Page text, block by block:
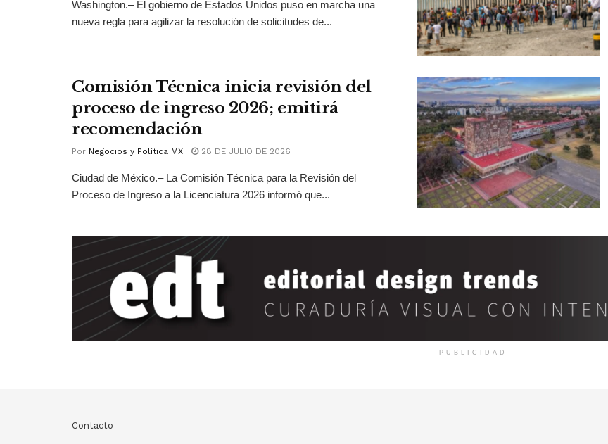
Washington.– El gobierno de Estados Unidos puso en marcha una
nueva regla para agilizar la resolución de solicitudes de...
Comisión Técnica inicia revisión del
proceso de ingreso 2026; emitirá
recomendación
Por Negocios y Política MX 28 DE JULIO DE 2026
Ciudad de México.– La Comisión Técnica para la Revisión del
Proceso de Ingreso a la Licenciatura 2026 informó que...
PUBLICIDAD
Contacto